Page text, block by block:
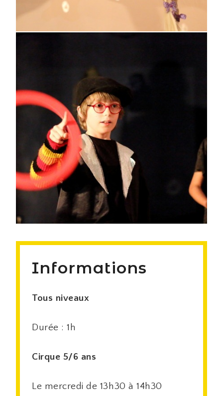
Informations
Tous niveaux
Durée : 1h
Cirque 5/6 ans
Le mercredi de 13h30 à 14h30